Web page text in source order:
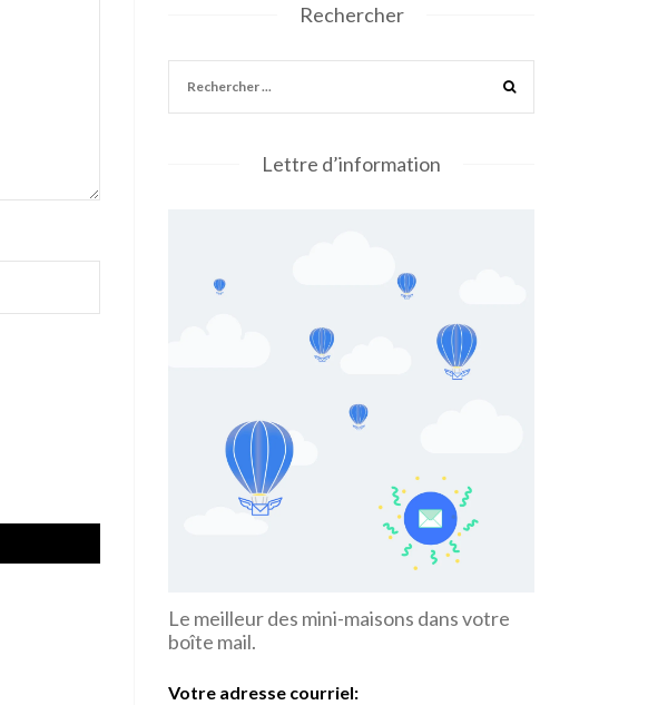
Rechercher
Lettre d’information
Le meilleur des mini-maisons dans votre
boîte mail.
Votre adresse courriel: